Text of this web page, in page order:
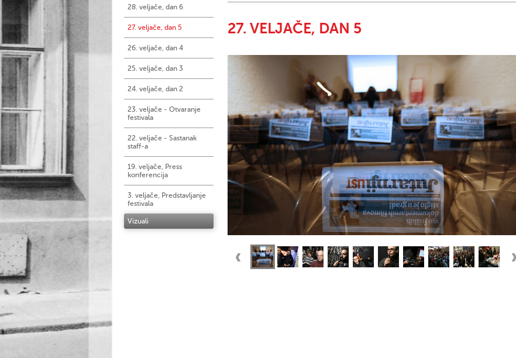
28. veljače, dan 6
27. veljače, dan 5
26. veljače, dan 4
25. veljače, dan 3
24. veljače, dan 2
23. veljače - Otvaranje
festivala
22. veljače - Sastanak
staff-a
19. veljače, Press
konferencija
3. veljače, Predstavljanje
festivala
Vizuali
27. VELJAČE, DAN 5